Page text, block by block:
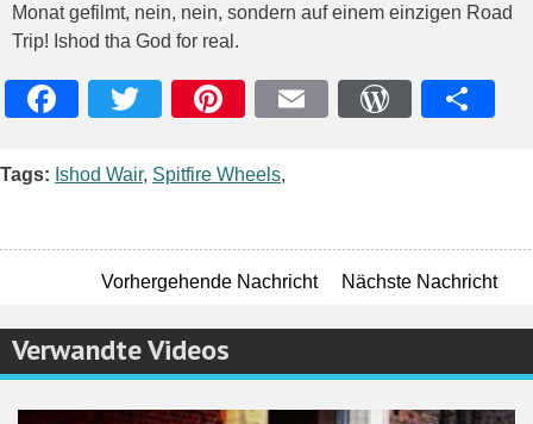
Monat gefilmt, nein, nein, sondern auf einem einzigen Road
Trip! Ishod tha God for real.
Tags: Ishod Wair, Spitfire Wheels,
Vorhergehende Nachricht Nächste Nachricht
Verwandte Videos